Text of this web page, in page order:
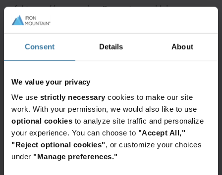
Consent Details About
We value your privacy
We use strictly necessary cookies to make our site
work. With your permission, we would also like to use
optional cookies to analyze site traffic and personalize
your experience. You can choose to "Accept All,"
"Reject optional cookies", or customize your choices
under "Manage preferences."
efektywność operacyjną. Proces ten znajduje
zastosowanie w marketingu, finansach, logistyce i
zarządzaniu zasobami ludzkimi.
1. Skanowanie i digitalizacja
kluczowy element w zarządzaniu danymi. Proces ten
przekształca dokumenty papierowe w format cyfrowy,
umożliwiając szybki i bezpieczny dostęp do nich z
dowolnego miejsca na świecie.